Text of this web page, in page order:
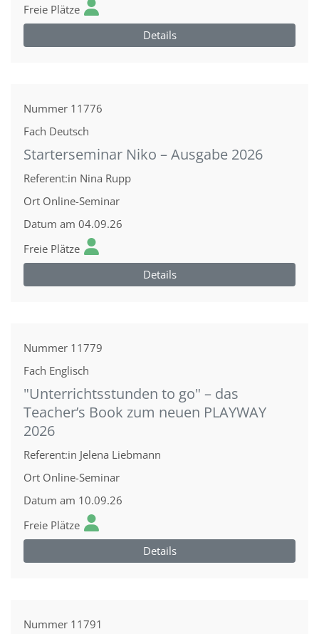
Freie Plätze
Details
Nummer 11776
Fach Deutsch
Starterseminar Niko – Ausgabe 2026
Referent:in Nina Rupp
Ort Online-Seminar
Datum am 04.09.26
Freie Plätze
Details
Nummer 11779
Fach Englisch
"Unterrichtsstunden to go" – das
Teacher’s Book zum neuen PLAYWAY
2026
Referent:in Jelena Liebmann
Ort Online-Seminar
Datum am 10.09.26
Freie Plätze
Details
Nummer 11791